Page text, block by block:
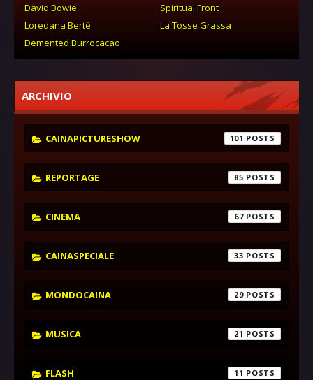
David Bowie
Spiritual Front
Loredana Bertè
La Tosse Grassa
Demented Burrocacao
ARCHIVIO
CAINAPICTURESHOW 101
REPORTAGE 85
CINEMA 67
CAINASPECIALE 33
MONDOCAINA 29
MUSICA 21
FLASH 11